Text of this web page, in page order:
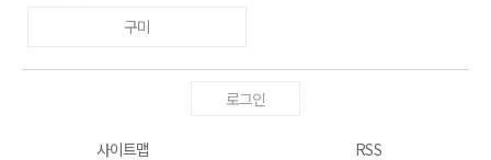
구미
로그인
사이트맵 RSS